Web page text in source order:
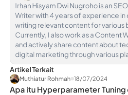
Irhan Hisyam Dwi Nugroho is an
Writer with 4 years of experience
writing relevant content for various
Currently, I also work as a Content
and actively share content about
digital marketing through various
Artikel Terkait
Muthiatur Rohmah 18/07/2024
Apa itu Hyperparameter Tuning